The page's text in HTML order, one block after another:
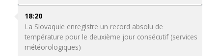
18:20
La Slovaquie enregistre un record absolu de
température pour le deuxième jour consécutif (services
météorologiques)